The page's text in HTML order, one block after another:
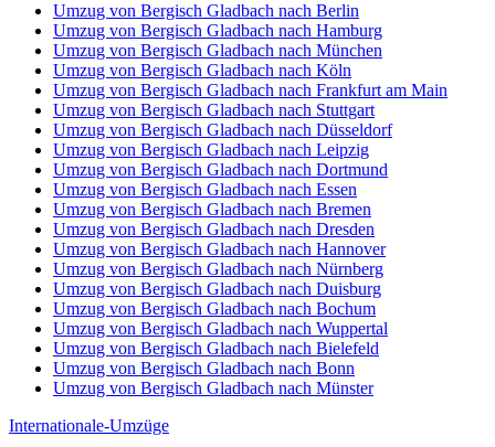
Umzug von Bergisch Gladbach nach Berlin
Umzug von Bergisch Gladbach nach Hamburg
Umzug von Bergisch Gladbach nach München
Umzug von Bergisch Gladbach nach Köln
Umzug von Bergisch Gladbach nach Frankfurt am Main
Umzug von Bergisch Gladbach nach Stuttgart
Umzug von Bergisch Gladbach nach Düsseldorf
Umzug von Bergisch Gladbach nach Leipzig
Umzug von Bergisch Gladbach nach Dortmund
Umzug von Bergisch Gladbach nach Essen
Umzug von Bergisch Gladbach nach Bremen
Umzug von Bergisch Gladbach nach Dresden
Umzug von Bergisch Gladbach nach Hannover
Umzug von Bergisch Gladbach nach Nürnberg
Umzug von Bergisch Gladbach nach Duisburg
Umzug von Bergisch Gladbach nach Bochum
Umzug von Bergisch Gladbach nach Wuppertal
Umzug von Bergisch Gladbach nach Bielefeld
Umzug von Bergisch Gladbach nach Bonn
Umzug von Bergisch Gladbach nach Münster
Internationale-Umzüge